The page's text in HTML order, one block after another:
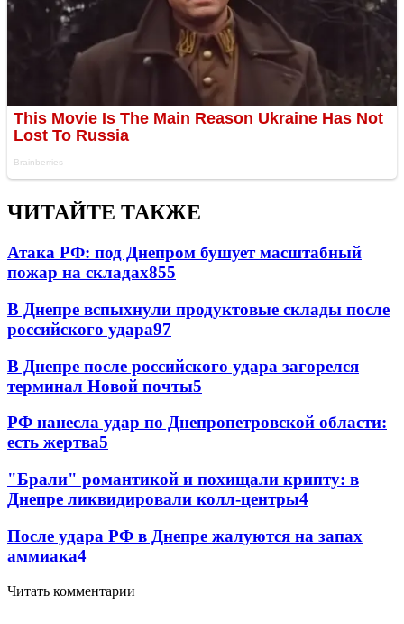
ЧИТАЙТЕ ТАКЖЕ
Атака РФ: под Днепром бушует масштабный
пожар на складах855
В Днепре вспыхнули продуктовые склады после
российского удара97
В Днепре после российского удара загорелся
терминал Новой почты5
РФ нанесла удар по Днепропетровской области:
есть жертва5
"Брали" романтикой и похищали крипту: в
Днепре ликвидировали колл-центры4
После удара РФ в Днепре жалуются на запах
аммиака4
Читать комментарии